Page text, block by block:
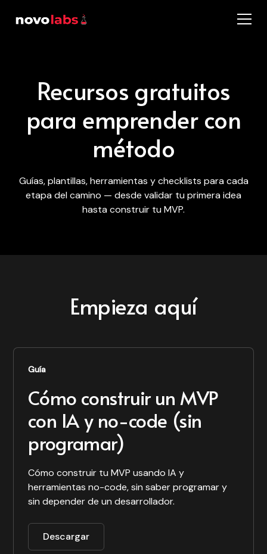
Recursos gratuitos
para emprender con
método
Guías, plantillas, herramientas y checklists para cada
etapa del camino — desde validar tu primera idea
hasta construir tu MVP.
Empieza aquí
Guía
Cómo construir un MVP
con IA y no-code (sin
programar)
Cómo construir tu MVP usando IA y
herramientas no-code, sin saber programar y
sin depender de un desarrollador.
Descargar